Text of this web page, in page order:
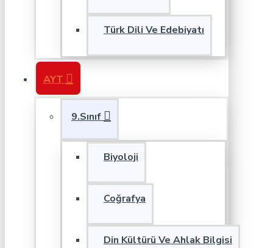
Türk Dili Ve Edebiyatı
AYT
9.Sınıf
Biyoloji
Coğrafya
Din Kültürü Ve Ahlak Bilgisi